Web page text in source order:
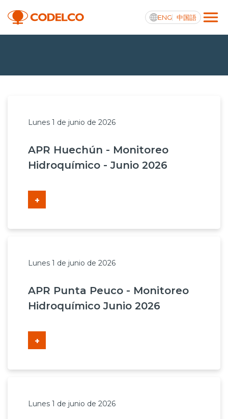
ENG 中国語
Proyectos
Innovación
Trabaja en Codelco
Canales de denuncia
Acceso trabajadores/as
Lunes 1 de junio de 2026
APR Huechún - Monitoreo
Hidroquímico - Junio 2026
+
Lunes 1 de junio de 2026
APR Punta Peuco - Monitoreo
Hidroquímico Junio 2026
+
Lunes 1 de junio de 2026